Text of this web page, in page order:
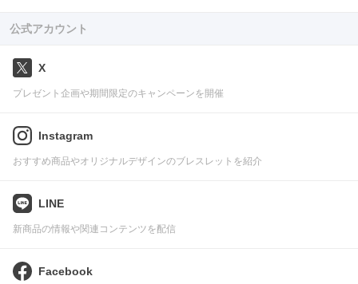
公式アカウント
X
プレゼント企画や期間限定のキャンペーンを開催
Instagram
おすすめ商品やオリジナルデザインのブレスレットを紹介
LINE
新商品の情報や関連コンテンツを配信
Facebook